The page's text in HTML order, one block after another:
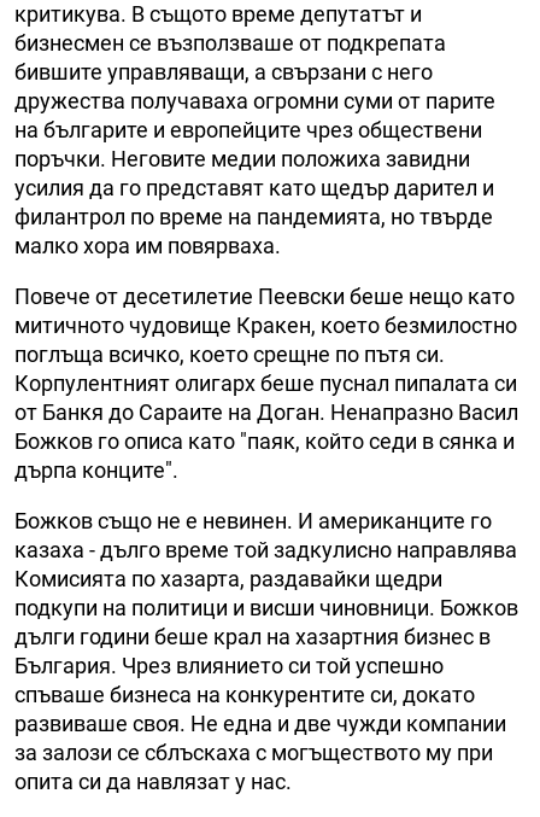
критикува. В същото време депутатът и
бизнесмен се възползваше от подкрепата
бившите управляващи, а свързани с него
дружества получаваха огромни суми от парите
на българите и европейците чрез обществени
поръчки. Неговите медии положиха завидни
усилия да го представят като щедър дарител и
филантрол по време на пандемията, но твърде
малко хора им повярваха.
Повече от десетилетие Пеевски беше нещо като
митичното чудовище Кракен, което безмилостно
поглъща всичко, което срещне по пътя си.
Корпулентният олигарх беше пуснал пипалата си
от Банкя до Сараите на Доган. Ненапразно Васил
Божков го описа като "паяк, който седи в сянка и
дърпа конците".
Божков също не е невинен. И американците го
казаха - дълго време той задкулисно направлява
Комисията по хазарта, раздавайки щедри
подкупи на политици и висши чиновници. Божков
дълги години беше крал на хазартния бизнес в
България. Чрез влиянието си той успешно
спъваше бизнеса на конкурентите си, докато
развиваше своя. Не една и две чужди компании
за залози се сблъскаха с могъществото му при
опита си да навлязат у нас.